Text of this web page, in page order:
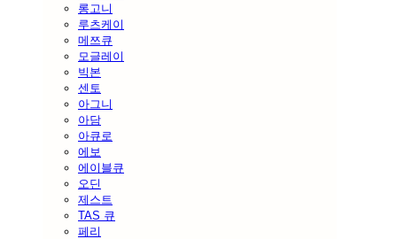
롱고니
루츠케이
메쯔큐
모글레이
빅본
센토
아그니
아담
아큐로
에보
에이블큐
오딘
제스트
TAS 큐
페리